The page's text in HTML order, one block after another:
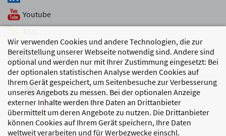
Wir verwenden Cookies und andere Technologien, die zur
Bereitstellung unserer Webseite notwendig sind. Andere sind
optional und werden nur mit Ihrer Zustimmung eingesetzt: Bei
der optionalen statistischen Analyse werden Cookies auf
Ihrem Gerät gespeichert, um Seitenbesuche zur Verbesserung
unseres Angebots zu messen. Bei der optionalen Anzeige
externer Inhalte werden Ihre Daten an Drittanbieter
übermittelt um deren Angebote zu nutzen. Die Drittanbieter
können Cookies auf Ihrem Gerät speichern, Ihre Daten
weltweit verarbeiten und für Werbezwecke einschl.
Youtube
GEFÖRDERT VON